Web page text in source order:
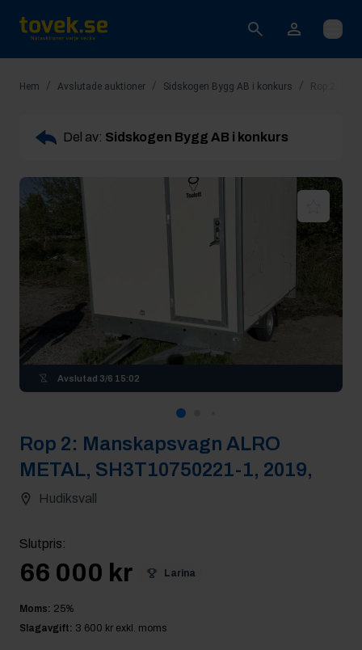
Öppna
Hem / Avslutade auktioner / Sidskogen Bygg AB i konkurs / Rop 2:
Del av: Sidskogen Bygg AB i konkurs
Avslutad 3/6 15:02
Rop 2: Manskapsvagn ALRO
METAL, SH3T10750221-1, 2019,
Hudiksvall
Slutpris:
66 000 kr Larina
Moms: 25%
Slagavgift: 3 600 kr exkl. moms